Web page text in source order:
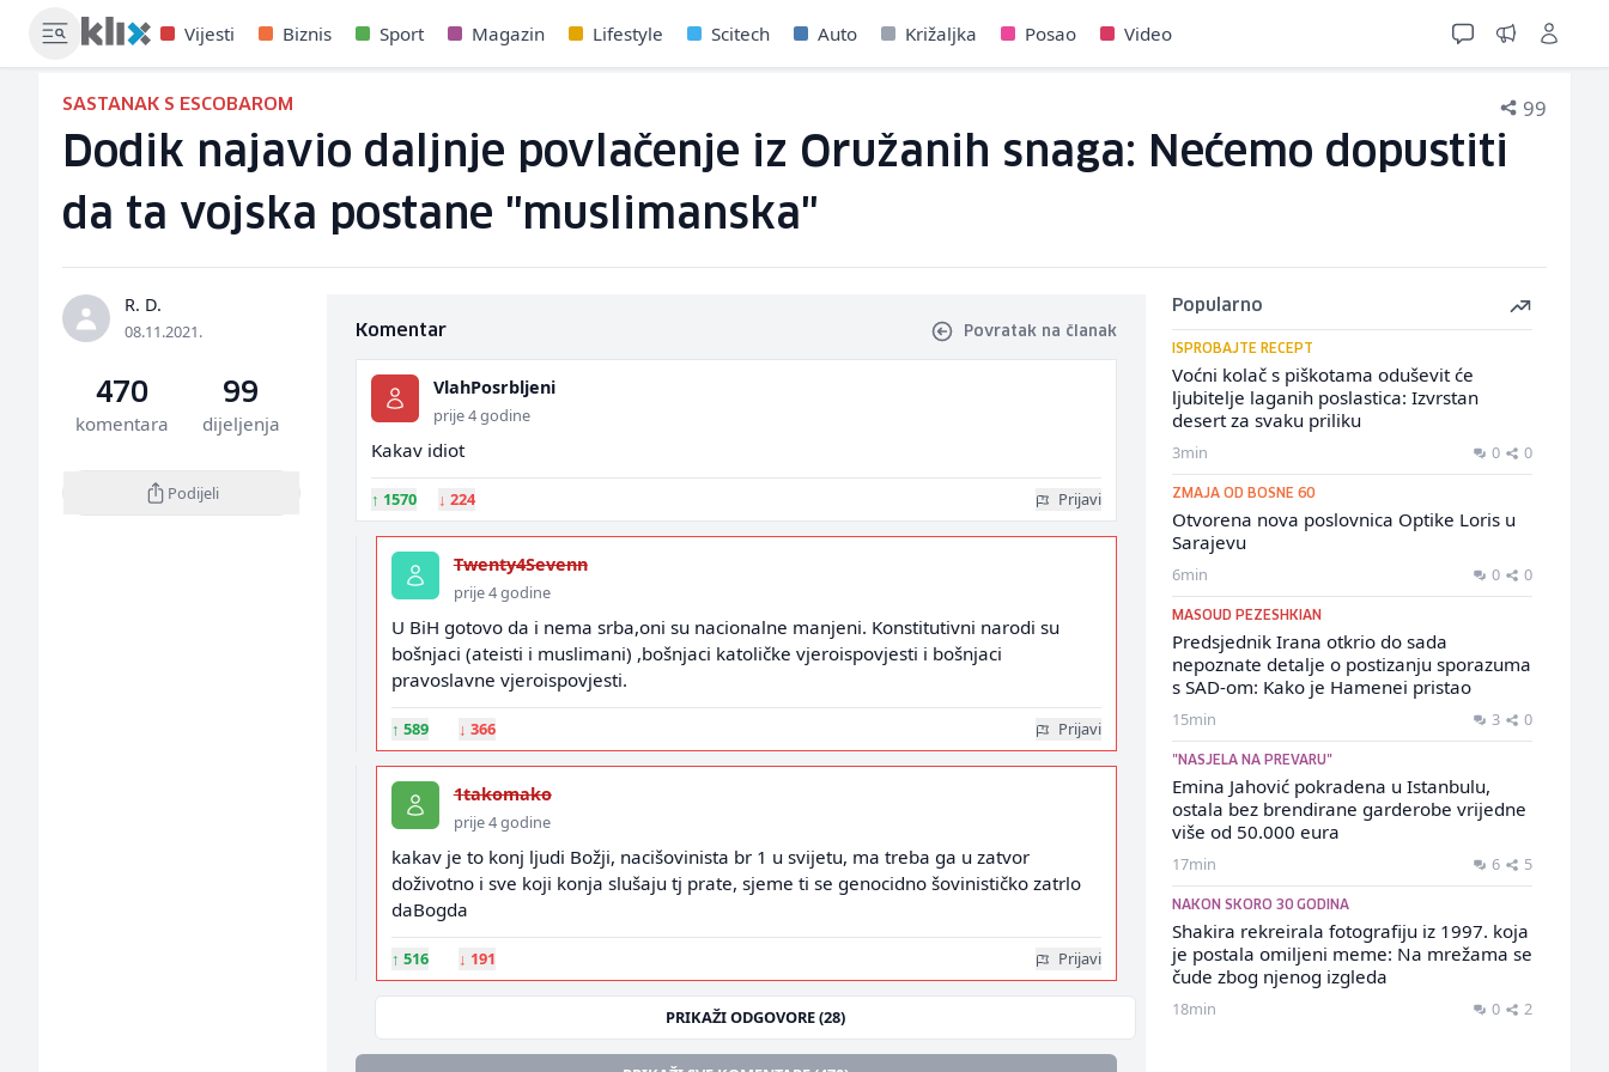
Vijesti Biznis Sport Magazin Lifestyle Scitech Auto Križaljka Posao Video
SASTANAK S ESCOBAROM 99
Dodik najavio daljnje povlačenje iz Oružanih snaga: Nećemo dopustiti
da ta vojska postane "muslimanska"
R. D.
08.11.2021.
470
komentara
99
dijeljenja
Podijeli
Komentar Povratak na članak
VlahPosrbljeni
prije 4 godine
Kakav idiot
↑ 1570 ↓ 224 Prijavi
Twenty4Sevenn
prije 4 godine
U BiH gotovo da i nema srba,oni su nacionalne manjeni. Konstitutivni narodi su
bošnjaci (ateisti i muslimani) ,bošnjaci katoličke vjeroispovjesti i bošnjaci
pravoslavne vjeroispovjesti.
↑ 589 ↓ 366 Prijavi
1takomako
prije 4 godine
kakav je to konj ljudi Božji, nacišovinista br 1 u svijetu, ma treba ga u zatvor
doživotno i sve koji konja slušaju tj prate, sjeme ti se genocidno šovinističko zatrlo
daBogda
↑ 516 ↓ 191 Prijavi
PRIKAŽI ODGOVORE (28)
Popularno
ISPROBAJTE RECEPT
Voćni kolač s piškotama oduševit će
ljubitelje laganih poslastica: Izvrstan
desert za svaku priliku
3min 0 0
ZMAJA OD BOSNE 60
Otvorena nova poslovnica Optike Loris u
Sarajevu
6min 0 0
MASOUD PEZESHKIAN
Predsjednik Irana otkrio do sada
nepoznate detalje o postizanju sporazuma
s SAD-om: Kako je Hamenei pristao
15min 3 0
"NASJELA NA PREVARU"
Emina Jahović pokradena u Istanbulu,
ostala bez brendirane garderobe vrijedne
više od 50.000 eura
17min 6 5
NAKON SKORO 30 GODINA
Shakira rekreirala fotografiju iz 1997. koja
je postala omiljeni meme: Na mrežama se
čude zbog njenog izgleda
18min 0 2